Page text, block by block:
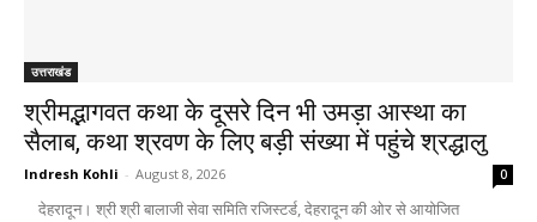
उत्तराखंड
श्रीमद्भागवत कथा के दूसरे दिन भी उमड़ा आस्था का
सैलाब, कथा श्रवण के लिए बड़ी संख्या में पहुंचे श्रद्धालु
Indresh Kohli - August 8, 2026 0
देहरादून। श्री श्री बालाजी सेवा समिति रजिस्टर्ड, देहरादून की ओर से आयोजित